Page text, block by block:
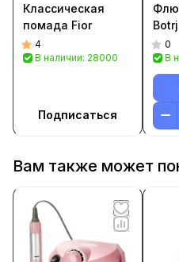
Классическая
помада Fior
4
В наличии: 28000
Подписаться
0
В
Вам также может